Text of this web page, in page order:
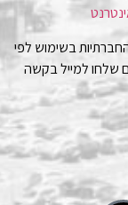
בשימוש לפי
צילם שלחו למייל בקשה